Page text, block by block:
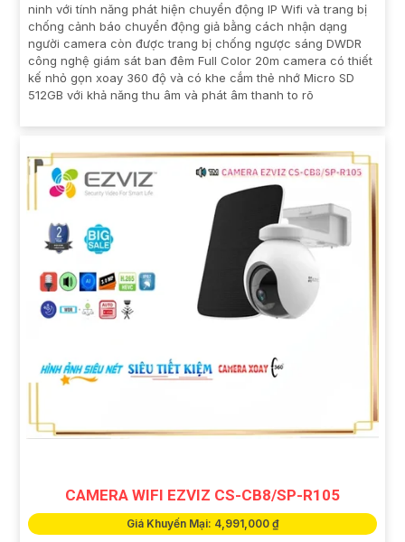
ninh với tính năng phát hiện chuyển động IP Wifi và trang bị
chống cảnh báo chuyển động giả bằng cách nhận dạng
người camera còn được trang bị chống ngược sáng DWDR
công nghệ giám sát ban đêm Full Color 20m camera có thiết
kế nhỏ gọn xoay 360 độ và có khe cắm thẻ nhớ Micro SD
512GB với khả năng thu âm và phát âm thanh to rõ
CAMERA WIFI EZVIZ CS-CB8/SP-R105
Giá Khuyến Mại: 4,991,000 ₫